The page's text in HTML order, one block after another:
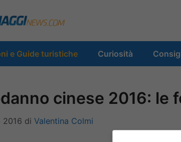
e Guide turistiche Curiosità
cinese 2016: le
2016 di Valentina Colmi